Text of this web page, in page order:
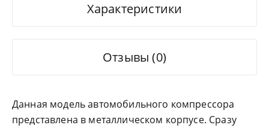
Характеристики
Отзывы (0)
Данная модель автомобильного компрессора
представлена в металлическом корпусе. Сразу